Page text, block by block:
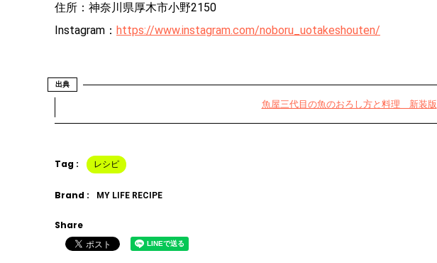
住所：神奈川県厚木市小野2150
Instagram： https://www.instagram.com/noboru_uotakeshouten/
出典
魚屋三代目の魚のおろし方と料理 新装版
Tag : レシピ
Brand : MY LIFE RECIPE
Share